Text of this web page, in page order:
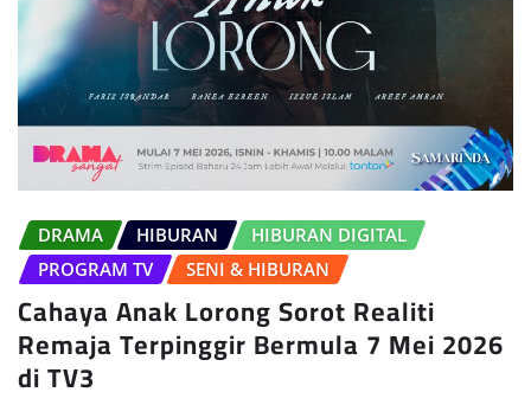
DRAMA HIBURAN
HIBURAN DIGITAL
PROGRAM TV
SENI & HIBURAN
Cahaya Anak Lorong Sorot Realiti
Remaja Terpinggir Bermula 7 Mei 2026
di TV3